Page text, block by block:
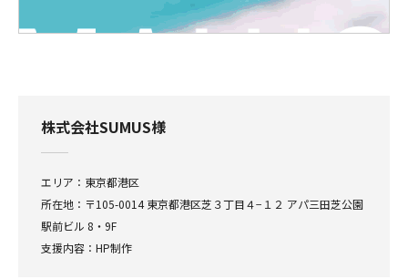
株式会社SUMUS様
エリア：東京都港区
所在地：〒105-0014 東京都港区芝３丁目４−１２ アパ三田芝公園
駅前ビル 8・9F
支援内容：HP制作